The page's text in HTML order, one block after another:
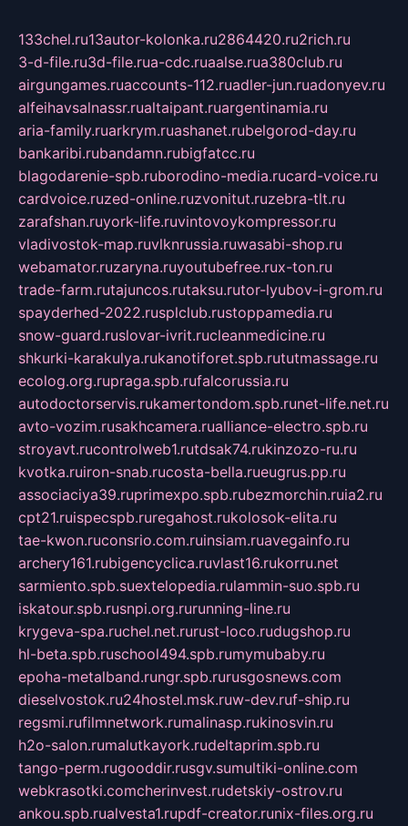
133chel.ru13autor-kolonka.ru2864420.ru2rich.ru
3-d-file.ru3d-file.rua-cdc.ruaalse.rua380club.ru
airgungames.ruaccounts-112.ruadler-jun.ruadonyev.ru
alfeihavsalnassr.rualtaipant.ruargentinamia.ru
aria-family.ruarkrym.ruashanet.rubelgorod-day.ru
bankaribi.rubandamn.rubigfatcc.ru
blagodarenie-spb.ruborodino-media.rucard-voice.ru
cardvoice.ruzed-online.ruzvonitut.ruzebra-tlt.ru
zarafshan.ruyork-life.ruvintovoykompressor.ru
vladivostok-map.ruvlknrussia.ruwasabi-shop.ru
webamator.ruzaryna.ruyoutubefree.rux-ton.ru
trade-farm.rutajuncos.rutaksu.rutor-lyubov-i-grom.ru
spayderhed-2022.rusplclub.rustoppamedia.ru
snow-guard.ruslovar-ivrit.rucleanmedicine.ru
shkurki-karakulya.rukanotiforet.spb.rututmassage.ru
ecolog.org.rupraga.spb.rufalcorussia.ru
autodoctorservis.rukamertondom.spb.runet-life.net.ru
avto-vozim.rusakhcamera.rualliance-electro.spb.ru
stroyavt.rucontrolweb1.rutdsak74.rukinzozo-ru.ru
kvotka.ruiron-snab.rucosta-bella.rueugrus.pp.ru
associaciya39.ruprimexpo.spb.rubezmorchin.ruia2.ru
cpt21.ruispecspb.ruregahost.rukolosok-elita.ru
tae-kwon.ruconsrio.com.ruinsiam.ruavegainfo.ru
archery161.rubigencyclica.ruvlast16.rukorru.net
sarmiento.spb.suextelopedia.rulammin-suo.spb.ru
iskatour.spb.rusnpi.org.rurunning-line.ru
krygeva-spa.ruchel.net.rurust-loco.rudugshop.ru
hl-beta.spb.ruschool494.spb.rumymubaby.ru
epoha-metalband.rungr.spb.rurusgosnews.com
dieselvostok.ru24hostel.msk.ruw-dev.ruf-ship.ru
regsmi.rufilmnetwork.rumalinasp.rukinosvin.ru
h2o-salon.rumalutkayork.rudeltaprim.spb.ru
tango-perm.rugooddir.rusgv.sumultiki-online.com
webkrasotki.comcherinvest.rudetskiy-ostrov.ru
ankou.spb.rualvesta1.rupdf-creator.runix-files.org.ru